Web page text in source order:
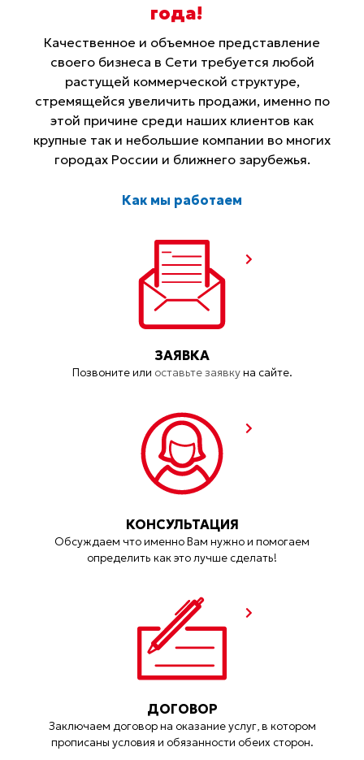
года!
Качественное и объемное представление
своего бизнеса в Сети требуется любой
растущей коммерческой структуре,
стремящейся увеличить продажи, именно по
этой причине среди наших клиентов как
крупные так и небольшие компании во многих
городах России и ближнего зарубежья.
Как мы работаем
ЗАЯВКА
Позвоните или оставьте заявкуна сайте.
КОНСУЛЬТАЦИЯ
Обсуждаем что именно Вам нужно и помогаем
определить как это лучше сделать!
ДОГОВОР
Заключаем договор на оказание услуг, в котором
прописаны условия и обязанности обеих сторон.